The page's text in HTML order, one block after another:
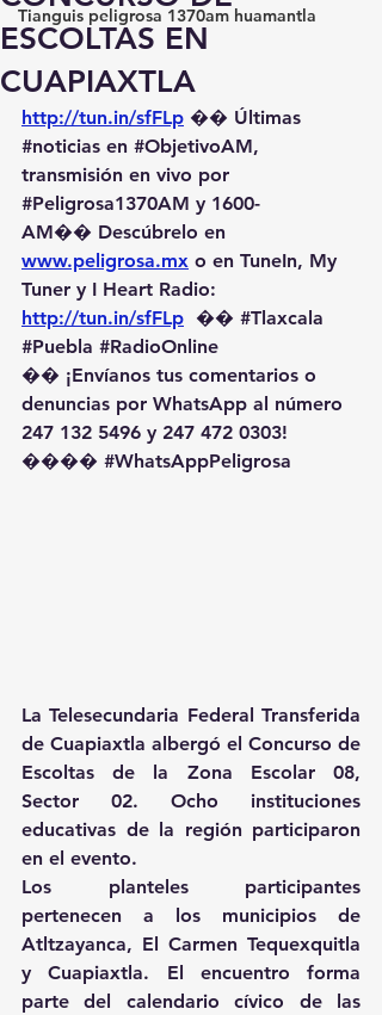
Tianguis peligrosa 1370am huamantla
ESCOLTAS EN
CUAPIAXTLA
http://tun.in/sfFLp �� Últimas
#noticias en #ObjetivoAM,
transmisión en vivo por
#Peligrosa1370AM y 1600-
AM��️ Descúbrelo en
www.peligrosa.mx o en TuneIn, My
Tuner y I Heart Radio:
http://tun.in/sfFLp �� #Tlaxcala
#Puebla #RadioOnline
�� ¡Envíanos tus comentarios o
denuncias por WhatsApp al número
247 132 5496 y 247 472 0303!
��️�� #WhatsAppPeligrosa
La Telesecundaria Federal Transferida
de Cuapiaxtla albergó el Concurso de
Escoltas de la Zona Escolar 08,
Sector 02. Ocho instituciones
educativas de la región participaron
en el evento.
Los planteles participantes
pertenecen a los municipios de
Atltzayanca, El Carmen Tequexquitla
y Cuapiaxtla. El encuentro forma
parte del calendario cívico de las